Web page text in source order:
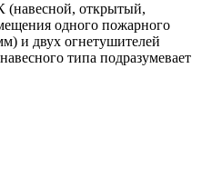
открытый,
одного пожарного
и двух огнетушителей
типа подразумевает